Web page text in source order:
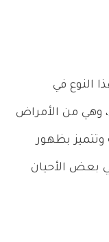
النوع في
وهي من الأمراض
بظهور
بعض الأحيان